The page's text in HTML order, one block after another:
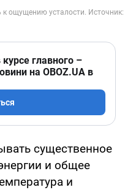
главного –
на OBOZ.UA в
существенное
и общее
и